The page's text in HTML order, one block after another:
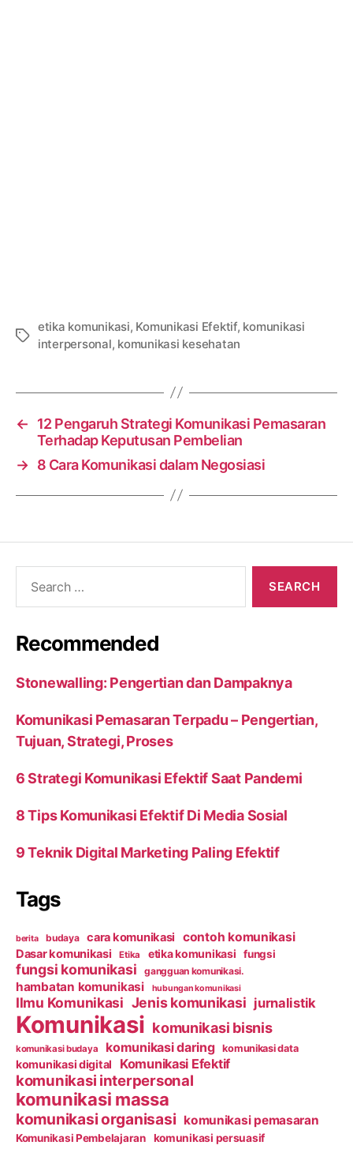
Tags
etika komunikasi, Komunikasi Efektif, komunikasi
interpersonal, komunikasi kesehatan
←
12 Pengaruh Strategi Komunikasi Pemasaran
Terhadap Keputusan Pembelian
→ 8 Cara Komunikasi dalam Negosiasi
Recommended
Stonewalling: Pengertian dan Dampaknya
Komunikasi Pemasaran Terpadu – Pengertian,
Tujuan, Strategi, Proses
6 Strategi Komunikasi Efektif Saat Pandemi
8 Tips Komunikasi Efektif Di Media Sosial
9 Teknik Digital Marketing Paling Efektif
Tags
berita budaya cara komunikasi contoh komunikasi
Dasar komunikasi Etika etika komunikasi fungsi
fungsi komunikasi gangguan komunikasi.
hambatan komunikasi hubungan komunikasi
Ilmu Komunikasi Jenis komunikasi jurnalistik
Komunikasi komunikasi bisnis
komunikasi budaya komunikasi daring komunikasi data
komunikasi digital Komunikasi Efektif
komunikasi interpersonal
komunikasi massa
komunikasi organisasi komunikasi pemasaran
Komunikasi Pembelajaran komunikasi persuasif